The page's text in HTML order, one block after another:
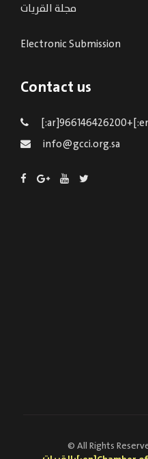
مجلة القريات
Electronic Submission
Contact us
info@gcci.org.sa
© All Rights